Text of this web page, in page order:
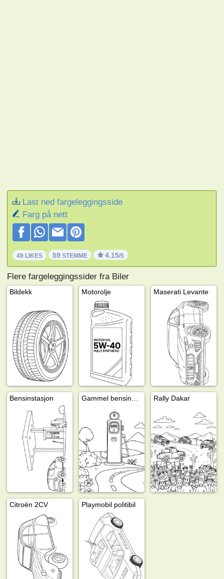
Last ned fargeleggingsside
Farg på nett
49 LIKES 59 STEMME 4.15/5
Flere fargeleggingssider fra Biler
Bildekk Motorolje Maserati Levante
Bensinstasjon Rally Dakar
Citroën 2CV Playmobil politibil